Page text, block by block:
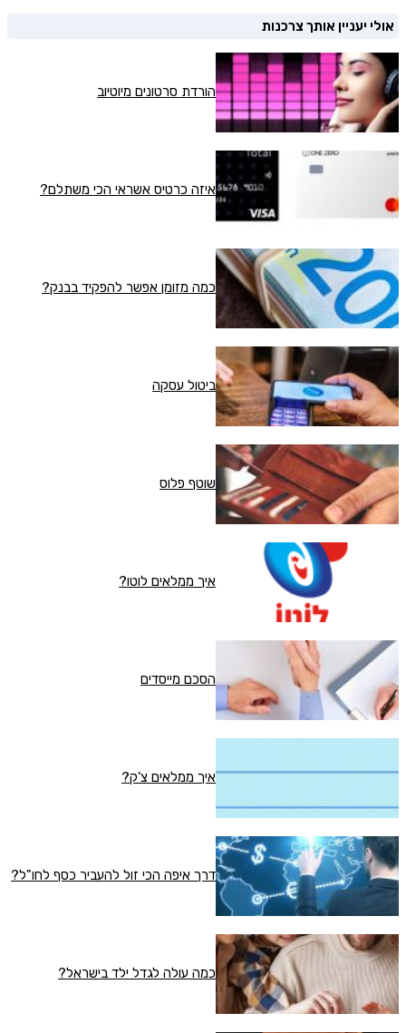
אולי יעניין אותך צרכנות
הורדת סרטונים מיוטיוב
איזה כרטיס אשראי הכי משתלם?
כמה מזומן אפשר להפקיד בבנק?
ביטול עסקה
שוטף פלוס
איך ממלאים לוטו?
הסכם מייסדים
איך ממלאים צ'ק?
דרך איפה הכי זול להעביר כסף לחו"ל?
כמה עולה לגדל ילד בישראל?